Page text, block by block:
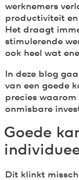
werknemers
productiviteit
Het draagt
stimulerende
ook heel wat
In deze blog
van een goede
precies
onmisbare
Goede
Dit klinkt